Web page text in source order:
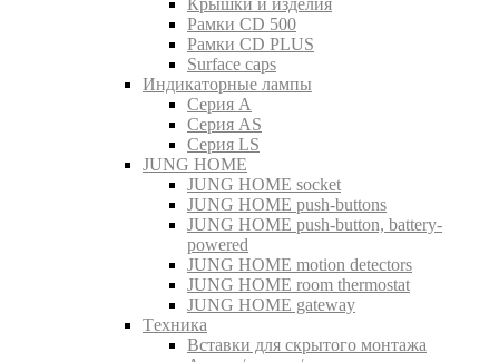
Крышки и изделия
Рамки CD 500
Рамки CD PLUS
Surface caps
Индикаторные лампы
Серия A
Серия AS
Серия LS
JUNG HOME
JUNG HOME socket
JUNG HOME push-buttons
JUNG HOME push-button, battery-
powered
JUNG HOME motion detectors
JUNG HOME room thermostat
JUNG HOME gateway
Tехника
Вставки для скрытого монтажа